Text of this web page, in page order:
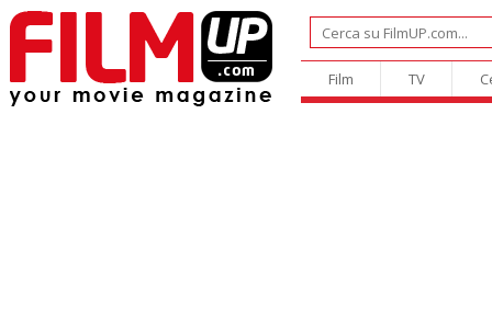
Film TV